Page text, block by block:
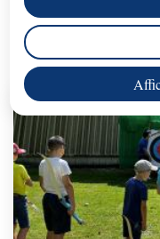
Nous vous
Vacances à la ville
artistiques et sportives